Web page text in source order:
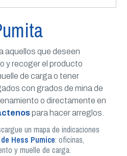
aquellos que deseen
y recoger el producto
de carga o tener
con grados de mina de
o directamente en
para hacer arreglos.
un mapa de indicaciones
Hess Pumice: oficinas,
y muelle de carga.